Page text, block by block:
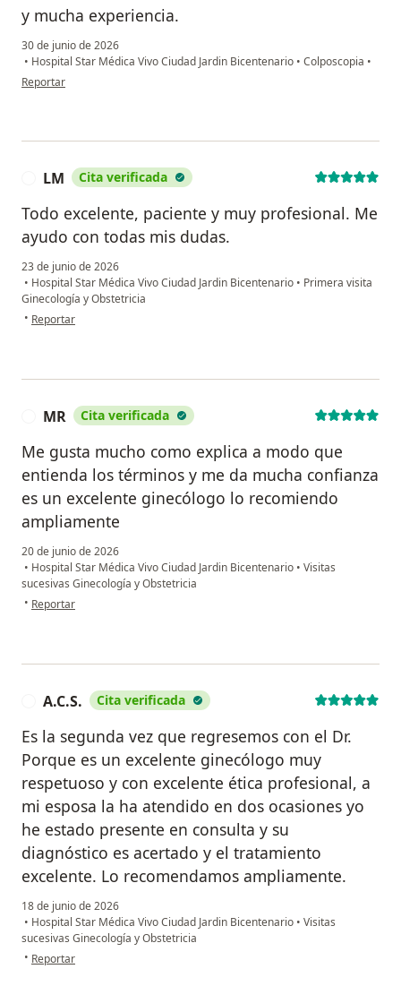
y mucha experiencia.
30 de junio de 2026
• Hospital Star Médica Vivo Ciudad Jardin Bicentenario • Colposcopia •
en opinión del usuario Ma Isabel
Reportar
LM Cita verificada
Todo excelente, paciente y muy profesional. Me
ayudo con todas mis dudas.
23 de junio de 2026
• Hospital Star Médica Vivo Ciudad Jardin Bicentenario • Primera visita
Ginecología y Obstetricia
• en opinión del usuario LM
Reportar
MR Cita verificada
Me gusta mucho como explica a modo que
entienda los términos y me da mucha confianza
es un excelente ginecólogo lo recomiendo
ampliamente
20 de junio de 2026
• Hospital Star Médica Vivo Ciudad Jardin Bicentenario • Visitas
sucesivas Ginecología y Obstetricia
• en opinión del usuario MR
Reportar
A.C.S. Cita verificada
Es la segunda vez que regresemos con el Dr.
Porque es un excelente ginecólogo muy
respetuoso y con excelente ética profesional, a
mi esposa la ha atendido en dos ocasiones yo
he estado presente en consulta y su
diagnóstico es acertado y el tratamiento
excelente. Lo recomendamos ampliamente.
18 de junio de 2026
• Hospital Star Médica Vivo Ciudad Jardin Bicentenario • Visitas
sucesivas Ginecología y Obstetricia
• en opinión del usuario A.C.S.
Reportar